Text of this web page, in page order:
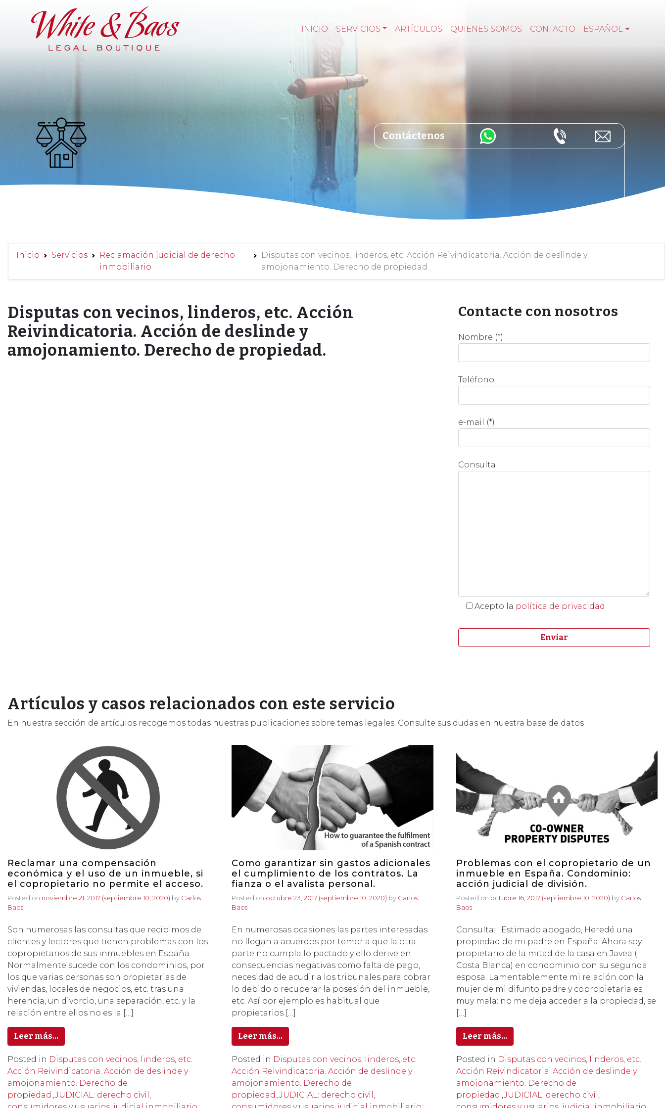
Main Navigation INICIO SERVICIOS ARTÍCULOS QUIENES SOMOS CONTACTO ESPAÑOL
Contáctenos
Inicio Servicios
Reclamación judicial de derecho
inmobiliario
Disputas con vecinos, linderos, etc. Acción Reivindicatoria. Acción de deslinde y
amojonamiento. Derecho de propiedad.
Disputas con vecinos, linderos, etc. Acción
Reivindicatoria. Acción de deslinde y
amojonamiento. Derecho de propiedad.
Contacte con nosotros
Nombre (*)
Teléfono
e-mail (*)
Consulta
Acepto la política de privacidad
Artículos y casos relacionados con este servicio
En nuestra sección de artículos recogemos todas nuestras publicaciones sobre temas legales. Consulte sus dudas en nuestra base de datos
Reclamar una compensación
económica y el uso de un inmueble, si
el copropietario no permite el acceso.
Posted on noviembre 21, 2017 (septiembre 10, 2020) by Carlos
Baos
Son numerosas las consultas que recibimos de
clientes y lectores que tienen problemas con los
copropietarios de sus inmuebles en España.
Normalmente sucede con los condominios, por
los que varias personas son propietarias de
viviendas, locales de negocios, etc. tras una
herencia, un divorcio, una separación, etc. y la
relación entre ellos no es la […]
Leer más…
Posted in Disputas con vecinos, linderos, etc.
Acción Reivindicatoria. Acción de deslinde y
amojonamiento. Derecho de
propiedad.,JUDICIAL: derecho civil,
Como garantizar sin gastos adicionales
el cumplimiento de los contratos. La
fianza o el avalista personal.
Posted on octubre 23, 2017 (septiembre 10, 2020) by Carlos
Baos
En numerosas ocasiones las partes interesadas
no llegan a acuerdos por temor a que la otra
parte no cumpla lo pactado y ello derive en
consecuencias negativas como falta de pago,
necesidad de acudir a los tribunales para cobrar
lo debido o recuperar la posesión del inmueble,
etc. Así por ejemplo es habitual que
propietarios […]
Leer más…
Posted in Disputas con vecinos, linderos, etc.
Acción Reivindicatoria. Acción de deslinde y
amojonamiento. Derecho de
propiedad.,JUDICIAL: derecho civil,
Problemas con el copropietario de un
inmueble en España. Condominio:
acción judicial de división.
Posted on octubre 16, 2017(septiembre 10, 2020) by Carlos
Baos
Consulta: Estimado abogado, Heredé una
propiedad de mi padre en España. Ahora soy
propietario de la mitad de la casa en Javea (
Costa Blanca) en condominio con su segunda
esposa. Lamentablemente mi relación con la
mujer de mi difunto padre y copropietaria es
muy mala: no me deja acceder a la propiedad, se
[…]
Leer más…
Posted in Disputas con vecinos, linderos, etc.
Acción Reivindicatoria. Acción de deslinde y
amojonamiento. Derecho de
propiedad.,JUDICIAL: derecho civil,